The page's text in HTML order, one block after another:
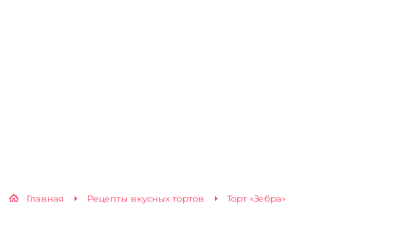
Главная Рецепты вкусных тортов Торт «Зебра»